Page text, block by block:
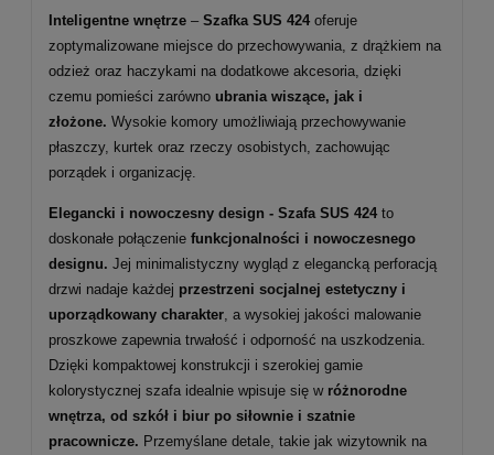
Inteligentne wnętrze – Szafka SUS 424 oferuje
zoptymalizowane miejsce do przechowywania, z drążkiem na
odzież oraz haczykami na dodatkowe akcesoria, dzięki
czemu pomieści zarówno ubrania wiszące, jak i
złożone. Wysokie komory umożliwiają przechowywanie
płaszczy, kurtek oraz rzeczy osobistych, zachowując
porządek i organizację.
Elegancki i nowoczesny design - Szafa SUS 424 to
doskonałe połączenie funkcjonalności i nowoczesnego
designu. Jej minimalistyczny wygląd z elegancką perforacją
drzwi nadaje każdej przestrzeni socjalnej estetyczny i
uporządkowany charakter , a wysokiej jakości malowanie
proszkowe zapewnia trwałość i odporność na uszkodzenia.
Dzięki kompaktowej konstrukcji i szerokiej gamie
kolorystycznej szafa idealnie wpisuje się w różnorodne
wnętrza, od szkół i biur po siłownie i szatnie
pracownicze. Przemyślane detale, takie jak wizytownik na